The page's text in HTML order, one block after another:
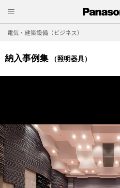
電気・建築設備（ビジネス）
納入事例集 （照明器具）